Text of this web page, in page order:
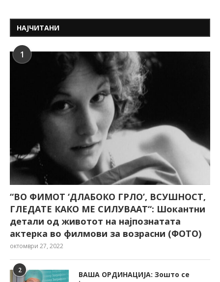
НАЈЧИТАНИ
1
“ВО ФИМОТ ‘ДЛАБОКО ГРЛО’, ВСУШНОСТ,
ГЛЕДАТЕ КАКО МЕ СИЛУВААТ“: Шокантни
детали од животот на најпознатата
актерка во филмови за возрасни (ФОТО)
октомври 27, 2022
2
ВАША ОРДИНАЦИЈА: Зошто се